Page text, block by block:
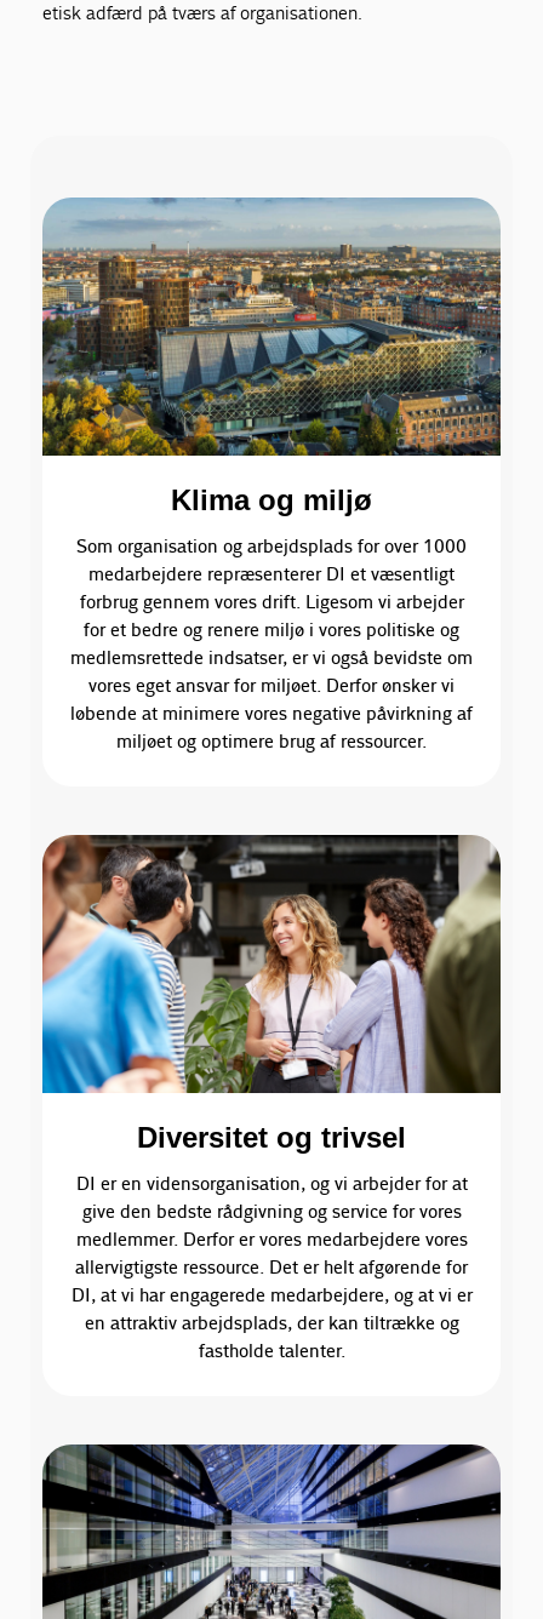
etisk adfærd på tværs af organisationen.
Klima og miljø
Som organisation og arbejdsplads for over 1000
medarbejdere repræsenterer DI et væsentligt
forbrug gennem vores drift. Ligesom vi arbejder
for et bedre og renere miljø i vores politiske og
medlemsrettede indsatser, er vi også bevidste om
vores eget ansvar for miljøet. Derfor ønsker vi
løbende at minimere vores negative påvirkning af
miljøet og optimere brug af ressourcer.
Diversitet og trivsel
DI er en vidensorganisation, og vi arbejder for at
give den bedste rådgivning og service for vores
medlemmer. Derfor er vores medarbejdere vores
allervigtigste ressource. Det er helt afgørende for
DI, at vi har engagerede medarbejdere, og at vi er
en attraktiv arbejdsplads, der kan tiltrække og
fastholde talenter.